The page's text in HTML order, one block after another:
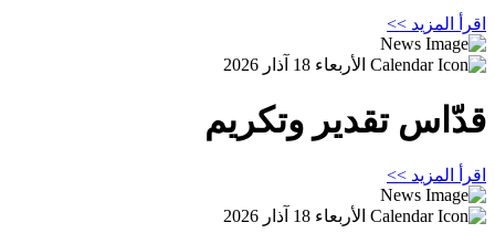
اقرأ المزيد >>
الأربعاء 18 آذار 2026
قدّاس تقدير وتكريم
اقرأ المزيد >>
الأربعاء 18 آذار 2026